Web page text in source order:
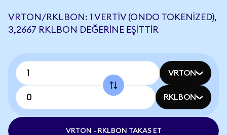
VRTON/RKLBON: 1 VERTIV (ONDO TOKENIZED),
3,2667 RKLBON DEĞERINE EŞITTIR
VRTON
RKLBON
VRTON - RKLBON TAKAS ET